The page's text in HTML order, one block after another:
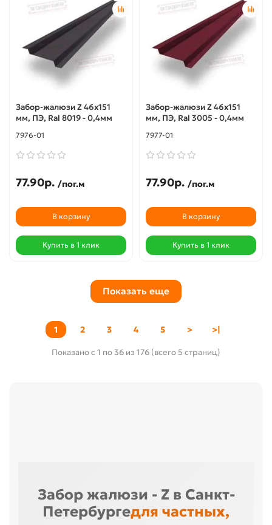
Забор-жалюзи Z 46х151
мм, ПЭ, Ral 8019 - 0,4мм
7976-01
77.90р. /пог.м
В корзину
Купить в 1 клик
Забор-жалюзи Z 46х151
мм, ПЭ, Ral 3005 - 0,4мм
7977-01
77.90р. /пог.м
В корзину
Купить в 1 клик
Показать еще
1 2 3 4 5 > >|
Показано с 1 по 36 из 176 (всего 5 страниц)
Забор жалюзи - Z в Санкт-
Петербургедля частных,